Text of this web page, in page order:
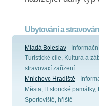
Ubytování a
Mladá Boleslav -
Turistické cíle, Kultura a
stravovací zařízení
Mnichovo Hradiště -
Města, Historické památky,
Sportoviště, hřiště